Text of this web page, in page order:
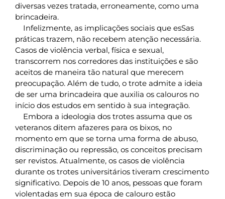
diversas vezes tratada, erroneamente, como uma
brincadeira.
Infelizmente, as implicações sociais que esSas
práticas trazem, não recebem atenção necessária.
Casos de violência verbal, física e sexual,
transcorrem nos corredores das instituições e são
aceitos de maneira tão natural que merecem
preocupação. Além de tudo, o trote admite a ideia
de ser uma brincadeira que auxilia os calouros no
início dos estudos em sentido à sua integração.
Embora a ideologia dos trotes assuma que os
veteranos ditem afazeres para os bixos, no
momento em que se torna uma forma de abuso,
discriminação ou repressão, os conceitos precisam
ser revistos. Atualmente, os casos de violência
durante os trotes universitários tiveram crescimento
significativo. Depois de 10 anos, pessoas que foram
violentadas em sua época de calouro estão